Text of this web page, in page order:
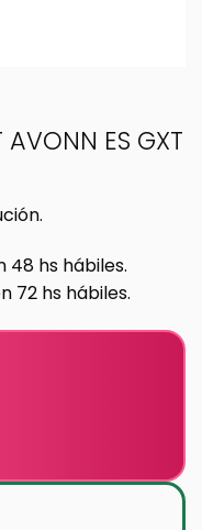
AVONN ES GXT
48 hs hábiles.
72 hs hábiles.